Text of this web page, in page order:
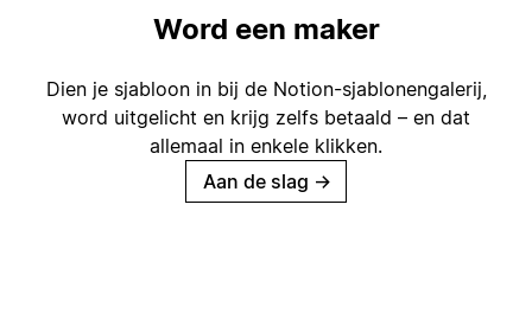
Word een maker
Dien je sjabloon in bij de Notion-sjablonengalerij,
word uitgelicht en krijg zelfs betaald – en dat
allemaal in enkele klikken.
Aan de slag →